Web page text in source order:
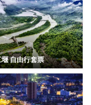
自由行套票